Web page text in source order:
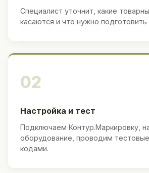
Специалист уточнит, какие
касаются и что нужно подготовить
02
Настройка и тест
Подключаем Контур.Маркировку,
оборудование, проводим
кодами.